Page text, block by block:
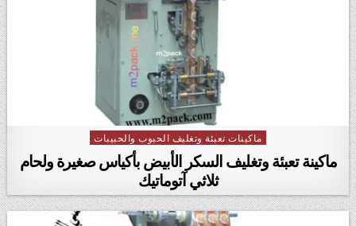
Posted in
ماكينات تعبئة وتغليف الحبوب والحبيبات
ماكينة تعبئة وتغليف السكر الأبيض بأكياس صغيرة ولحام
ثلاثي آتوماتيك